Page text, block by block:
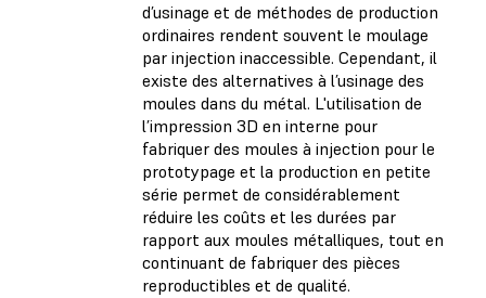
d’usinage et de méthodes de production
ordinaires rendent souvent le moulage
par injection inaccessible. Cependant, il
existe des alternatives à l’usinage des
moules dans du métal. L'utilisation de
l’impression 3D en interne pour
fabriquer des moules à injection pour le
prototypage et la production en petite
série permet de considérablement
réduire les coûts et les durées par
rapport aux moules métalliques, tout en
continuant de fabriquer des pièces
reproductibles et de qualité.